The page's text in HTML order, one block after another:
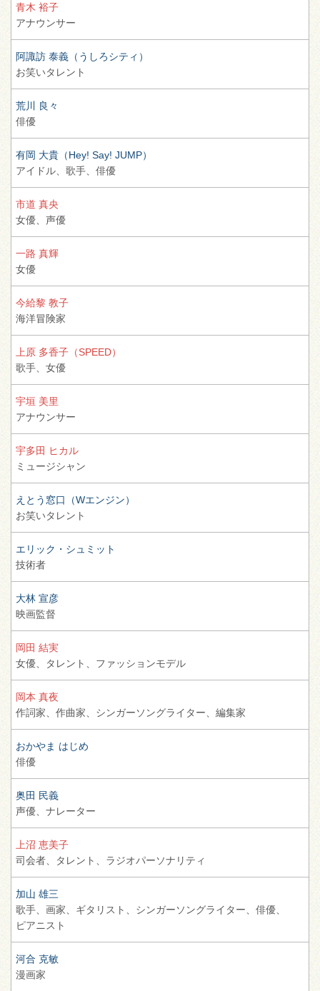
青木 裕子
アナウンサー
阿諏訪 泰義（うしろシティ）
お笑いタレント
荒川 良々
俳優
有岡 大貴（Hey! Say! JUMP）
アイドル、 歌手、 俳優
市道 真央
女優、 声優
一路 真輝
女優
今給黎 教子
海洋冒険家
上原 多香子（SPEED）
歌手、 女優
宇垣 美里
アナウンサー
宇多田 ヒカル
ミュージシャン
えとう窓口（Wエンジン）
お笑いタレント
エリック・シュミット
技術者
大林 宣彦
映画監督
岡田 結実
女優、
タレント、 ファッションモデル
岡本 真夜
作詞家、 作曲家、 シンガーソングライター、 編集家
おかやま はじめ
俳優
奥田 民義
声優、 ナレーター
上沼 恵美子
司会者、
タレント、 ラジオパーソナリティ
加山 雄三
歌手、 画家、 ギタリスト、 シンガーソングライター、 俳優、
ピアニスト
河合 克敏
漫画家